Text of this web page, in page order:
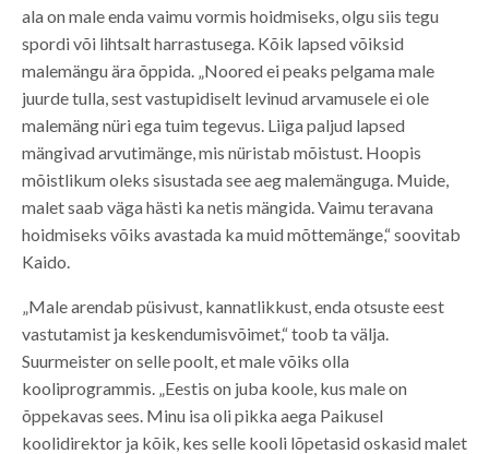
ala on male enda vaimu vormis hoidmiseks, olgu siis tegu
spordi või lihtsalt harrastusega. Kõik lapsed võiksid
malemängu ära õppida. „Noored ei peaks pelgama male
juurde tulla, sest vastupidiselt levinud arvamusele ei ole
malemäng nüri ega tuim tegevus. Liiga paljud lapsed
mängivad arvutimänge, mis nüristab mõistust. Hoopis
mõistlikum oleks sisustada see aeg malemänguga. Muide,
malet saab väga hästi ka netis mängida. Vaimu teravana
hoidmiseks võiks avastada ka muid mõttemänge,“ soovitab
Kaido.
„Male arendab püsivust, kannatlikkust, enda otsuste eest
vastutamist ja keskendumisvõimet,“ toob ta välja.
Suurmeister on selle poolt, et male võiks olla
kooliprogrammis. „Eestis on juba koole, kus male on
õppekavas sees. Minu isa oli pikka aega Paikusel
koolidirektor ja kõik, kes selle kooli lõpetasid oskasid malet